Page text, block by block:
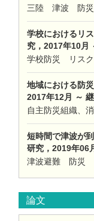
三陸 津波 防災
学校におけるリ
究，2017年10月
学校防災 リスク
地域における防
2017年12月 ～
自主防災組織、
短時間で津波が
研究，2019年06
津波避難 防災
論文